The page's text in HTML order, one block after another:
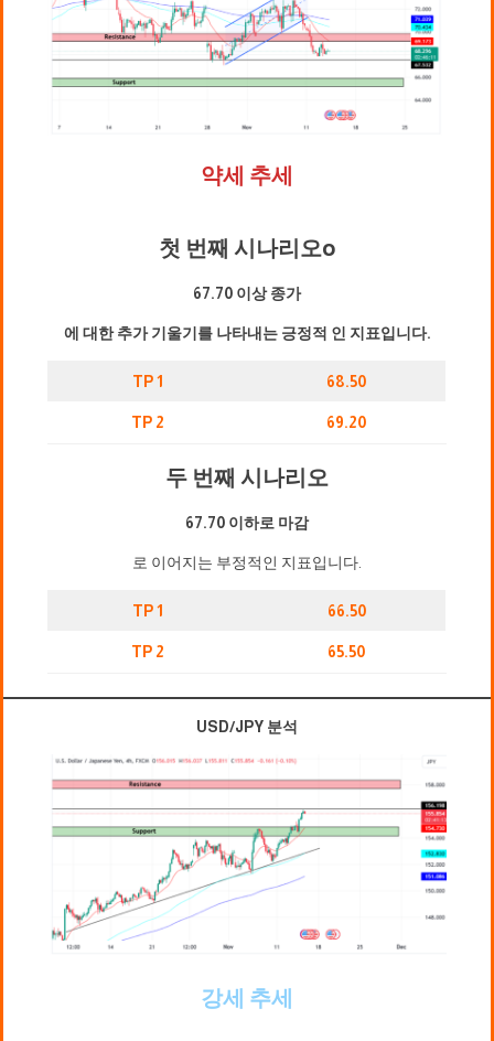
약세 추세
첫 번째 시나리오o
67.70 이상 종가
에 대한 추가 기울기를 나타내는 긍정적 인 지표입니다.
TP 1 68.50
TP 2 69.20
두 번째 시나리오
67.70 이하로 마감
로 이어지는 부정적인 지표입니다.
TP 1 66.50
TP 2 65.50
USD/JPY 분석
강세 추세